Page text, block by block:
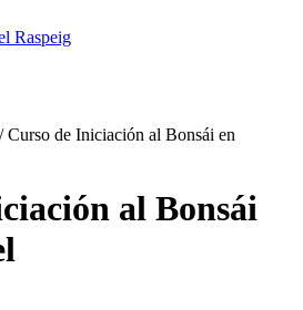
Raspeig
/Curso de Iniciación al Bonsái en
al Bonsái